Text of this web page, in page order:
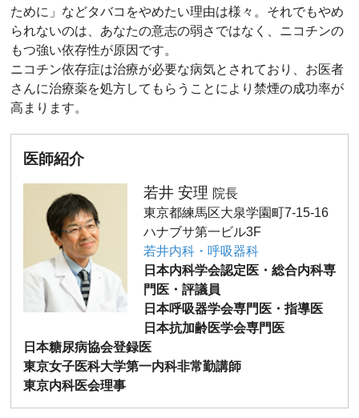
ために」などタバコをやめたい理由は様々。それでもやめ
られないのは、あなたの意志の弱さではなく、ニコチンの
もつ強い依存性が原因です。
ニコチン依存症は治療が必要な病気とされており、お医者
さんに治療薬を処方してもらうことにより禁煙の成功率が
高まります。
医師紹介
若井 安理 院長
東京都練馬区大泉学園町7-15-16
ハナブサ第一ビル3F
若井内科・呼吸器科
日本内科学会認定医・総合内科専
門医・評議員
日本呼吸器学会専門医・指導医
日本抗加齢医学会専門医
日本糖尿病協会登録医
東京女子医科大学第一内科非常勤講師
東京内科医会理事